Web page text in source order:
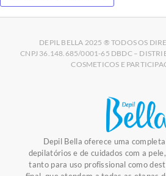
DEPIL BELLA 2025 ® TODOS OS
CNPJ 36.148.685/0001-65 DBDC –
COSMETICOS E
Depil Bella oferece uma
depilatórios e de cuidados com a
tanto para uso profissional como